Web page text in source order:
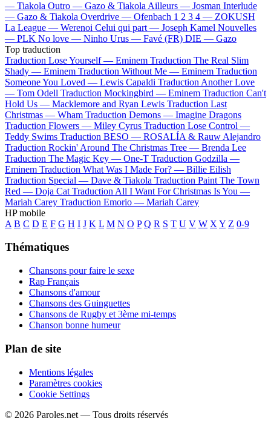
— Tiakola Outro — Gazo & Tiakola Ailleurs — Josman Interlude
— Gazo & Tiakola Overdrive — Ofenbach 1 2 3 4 — ZOKUSH
La League — Werenoi Celui qui part — Joseph Kamel Nouvelles
— PLK No love — Ninho Urus — Favé (FR) DIE — Gazo
Top traduction
Traduction Lose Yourself — Eminem Traduction The Real Slim
Shady — Eminem Traduction Without Me — Eminem Traduction
Someone You Loved — Lewis Capaldi Traduction Another Love
— Tom Odell Traduction Mockingbird — Eminem Traduction Can't
Hold Us — Macklemore and Ryan Lewis Traduction Last
Christmas — Wham Traduction Demons — Imagine Dragons
Traduction Flowers — Miley Cyrus Traduction Lose Control —
Teddy Swims Traduction BESO — ROSALÍA & Rauw Alejandro
Traduction Rockin' Around The Christmas Tree — Brenda Lee
Traduction The Magic Key — One-T Traduction Godzilla —
Eminem Traduction What Was I Made For? — Billie Eilish
Traduction Special — Dave & Tiakola Traduction Paint The Town
Red — Doja Cat Traduction All I Want For Christmas Is You —
Mariah Carey Traduction Emorio — Mariah Carey
HP mobile
A B C D E F G H I J K L M N O P Q R S T U V W X Y Z 0-9
Thématiques
Chansons pour faire le sexe
Rap Français
Chansons d'amour
Chansons des Guinguettes
Chansons de Rugby et 3ème mi-temps
Chanson bonne humeur
Plan de site
Mentions légales
Paramètres cookies
Cookie Settings
© 2026 Paroles.net — Tous droits réservés